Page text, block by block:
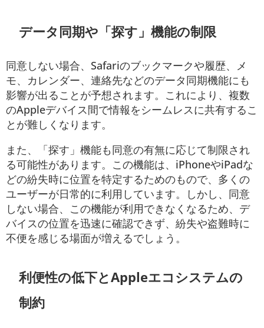
データ同期や「探す」機能の制限
同意しない場合、Safariのブックマークや履歴、メ
モ、カレンダー、連絡先などのデータ同期機能にも
影響が出ることが予想されます。これにより、複数
のAppleデバイス間で情報をシームレスに共有するこ
とが難しくなります。
また、「探す」機能も同意の有無に応じて制限され
る可能性があります。この機能は、iPhoneやiPadな
どの紛失時に位置を特定するためのもので、多くの
ユーザーが日常的に利用しています。しかし、同意
しない場合、この機能が利用できなくなるため、デ
バイスの位置を迅速に確認できず、紛失や盗難時に
不便を感じる場面が増えるでしょう。
利便性の低下とAppleエコシステムの
制約